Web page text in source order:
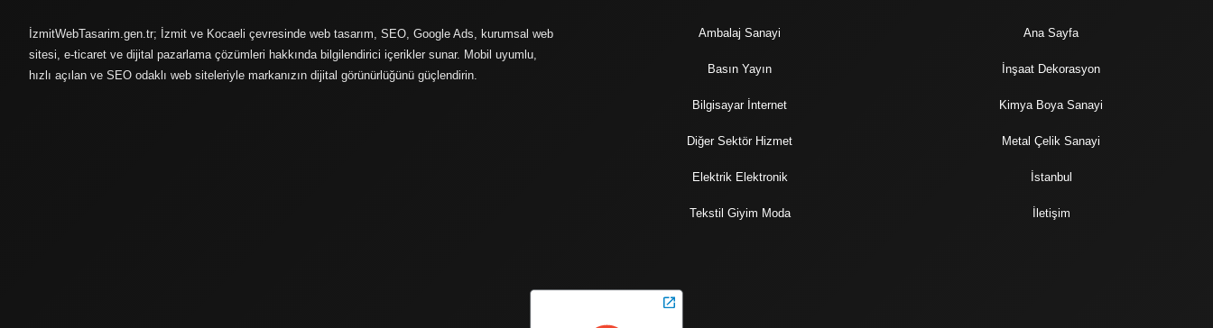
İzmitWebTasarim.gen.tr; İzmit ve Kocaeli çevresinde web tasarım, SEO, Google Ads, kurumsal web
sitesi, e-ticaret ve dijital pazarlama çözümleri hakkında bilgilendirici içerikler sunar. Mobil uyumlu,
hızlı açılan ve SEO odaklı web siteleriyle markanızın dijital görünürlüğünü güçlendirin.
Ambalaj Sanayi
Basın Yayın
Bilgisayar İnternet
Diğer Sektör Hizmet
Elektrik Elektronik
Tekstil Giyim Moda
Ana Sayfa
İnşaat Dekorasyon
Kimya Boya Sanayi
Metal Çelik Sanayi
İstanbul
İletişim